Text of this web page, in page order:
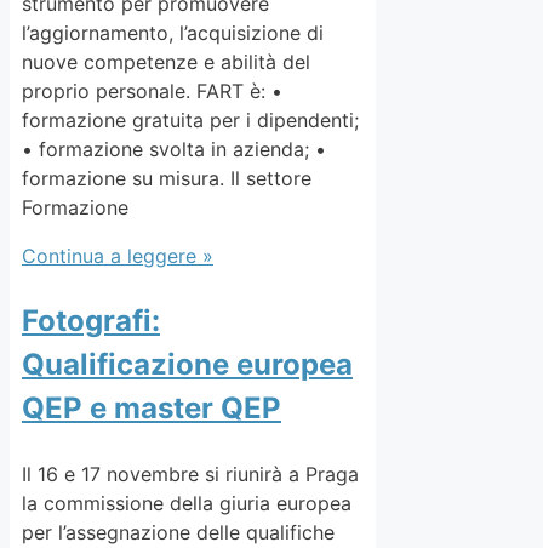
l’aggiornamento, l’acquisizione di
nuove competenze e abilità del
proprio personale. FART è: •
formazione gratuita per i dipendenti;
• formazione svolta in azienda; •
formazione su misura. Il settore
Formazione
Continua a leggere »
Fotografi:
Qualificazione europea
QEP e master QEP
Il 16 e 17 novembre si riunirà a Praga
la commissione della giuria europea
per l’assegnazione delle qualifiche